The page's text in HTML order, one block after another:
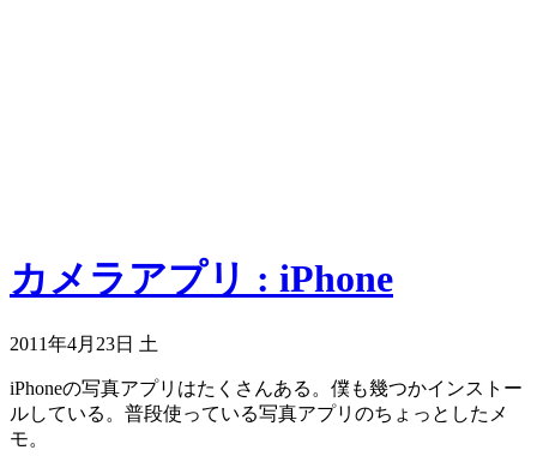
カメラアプリ : iPhone
2011年4月23日 土
iPhoneの写真アプリはたくさんある。僕も幾つかインストー
ルしている。普段使っている写真アプリのちょっとしたメ
モ。